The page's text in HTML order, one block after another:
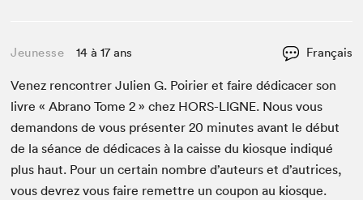
Jeunesse 14 à 17 ans Français
Venez ren­con­tr­er Julien G. Poiri­er et faire dédi­cac­er son
livre « Abra­no Tome2 » chez HORS-LIGNE. Nous vous
deman­dons de vous présen­ter20 min­utes avant le début
de la séance de dédi­caces à la caisse du kiosque indiqué
plus haut. Pour un cer­tain nom­bre d’auteurs et d’autrices,
vous devrez vous faire remet­tre un coupon au kiosque.